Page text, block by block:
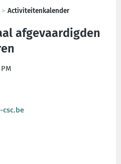
Activiteitenkalender
afgevaardigden
csc.be